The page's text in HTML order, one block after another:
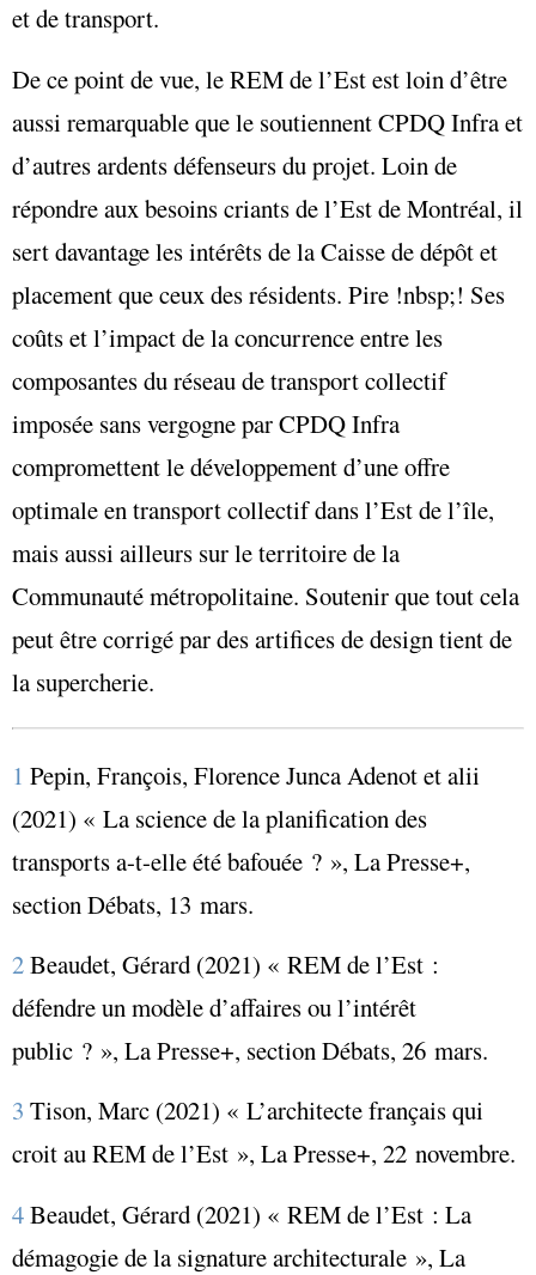
et de transport.
De ce point de vue, le REM de l’Est est loin d’être
aussi remarquable que le soutiennent CPDQ Infra et
d’autres ardents défenseurs du projet. Loin de
répondre aux besoins criants de l’Est de Montréal, il
sert davantage les intérêts de la Caisse de dépôt et
placement que ceux des résidents. Pire !nbsp;! Ses
coûts et l’impact de la concurrence entre les
composantes du réseau de transport collectif
imposée sans vergogne par CPDQ Infra
compromettent le développement d’une offre
optimale en transport collectif dans l’Est de l’île,
mais aussi ailleurs sur le territoire de la
Communauté métropolitaine. Soutenir que tout cela
peut être corrigé par des artifices de design tient de
la supercherie.
1 Pepin, François, Florence Junca Adenotet alii
(2021) « La science de la planification des
transports a-t-elle été bafouée ? », La Presse+,
section Débats, 13 mars.
2Beaudet, Gérard (2021) « REM de l’Est :
défendre un modèle d’affaires ou l’intérêt
public ? », La Presse+, section Débats, 26 mars.
3 Tison, Marc (2021) « L’architecte français qui
croit au REM de l’Est », La Presse+, 22 novembre.
4Beaudet, Gérard (2021) « REM de l’Est : La
démagogie de la signature architecturale », La